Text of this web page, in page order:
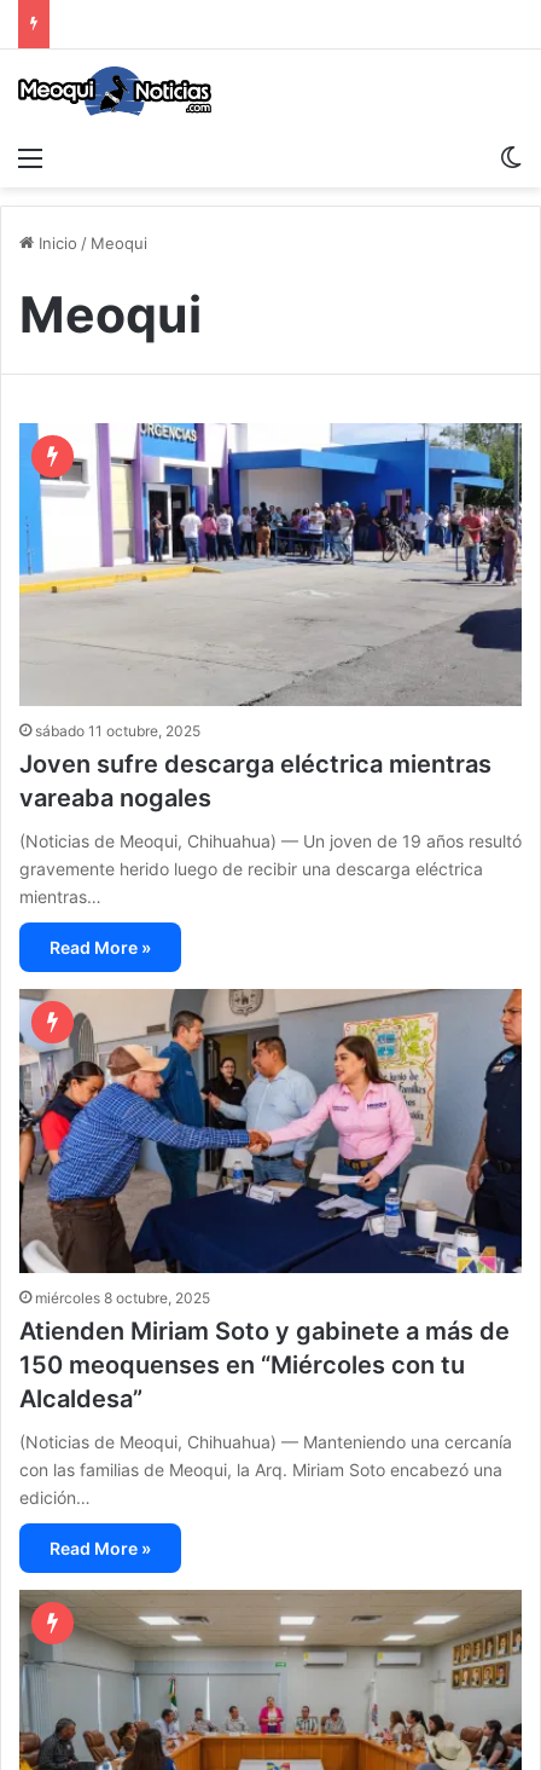
Inicio / Meoqui
Meoqui
sábado 11 octubre, 2025
Joven sufre descarga eléctrica mientras
vareaba nogales
(Noticias de Meoqui, Chihuahua) — Un joven de 19 años resultó
gravemente herido luego de recibir una descarga eléctrica
mientras…
Read More »
miércoles 8 octubre, 2025
Atienden Miriam Soto y gabinete a más de
150 meoquenses en “Miércoles con tu
Alcaldesa”
(Noticias de Meoqui, Chihuahua) — Manteniendo una cercanía
con las familias de Meoqui, la Arq. Miriam Soto encabezó una
edición…
Read More »